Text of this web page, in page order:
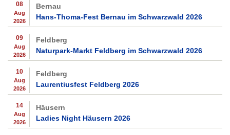
08
Aug
2026
Bernau
Hans-Thoma-Fest Bernau im Schwarzwald 2026
09
Aug
2026
Feldberg
Naturpark-Markt Feldberg im Schwarzwald 2026
10
Aug
2026
Feldberg
Laurentiusfest Feldberg 2026
14
Aug
2026
Häusern
Ladies Night Häusern 2026